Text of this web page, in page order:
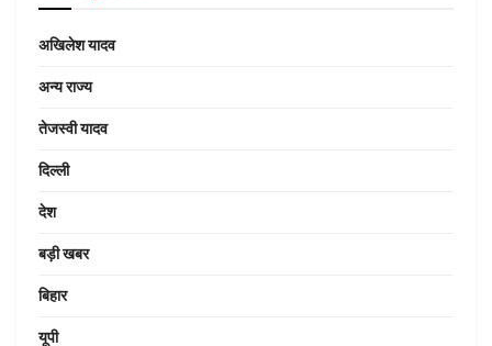
अखिलेश यादव
अन्य राज्य
तेजस्वी यादव
दिल्ली
देश
बड़ी खबर
बिहार
यूपी